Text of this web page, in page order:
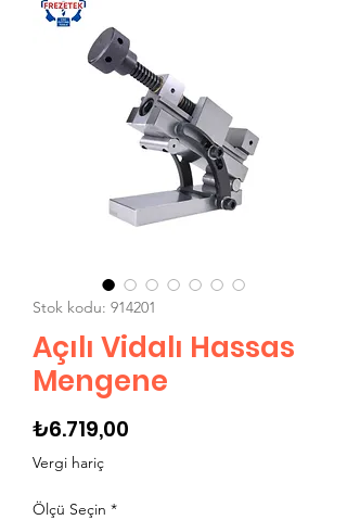
Stok kodu: 914201
Açılı Vidalı Hassas
Mengene
₺6.719,00
Vergi hariç
Ölçü Seçin *